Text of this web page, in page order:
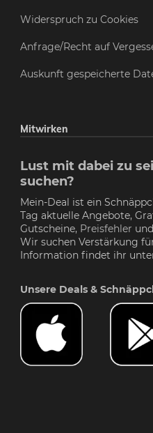
Widerspruch zu Cookies
Anfrage/Recht auf
Auskunft gespeicherte
Mitwirken
Lust mit dabei zu
suchen?
Mein-Deal ist ein
Tag aktuelle Angebote,
Gutscheine, Preisfehler
Wir suchen Verstärkung
Information findet ihr
Unsere Deals &